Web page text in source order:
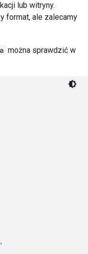
lub witryny.
format, ale zalecamy
można sprawdzić w
,